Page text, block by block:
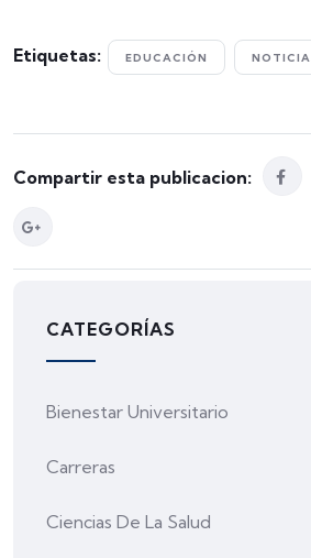
Etiquetas: EDUCACIÓN
Compartir esta publicacion:
CATEGORÍAS
Bienestar Universitario
Carreras
Ciencias De La Salud